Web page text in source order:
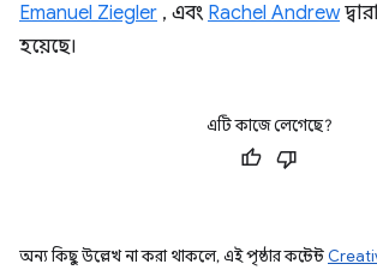
Emanuel Ziegler , এবং Rachel Andrew
হয়েছে।
এটি কাজে লেগেছে?
অন্য কিছু উল্লেখ না করা থাকলে, এই পৃষ্ঠার কন্টেন্ট